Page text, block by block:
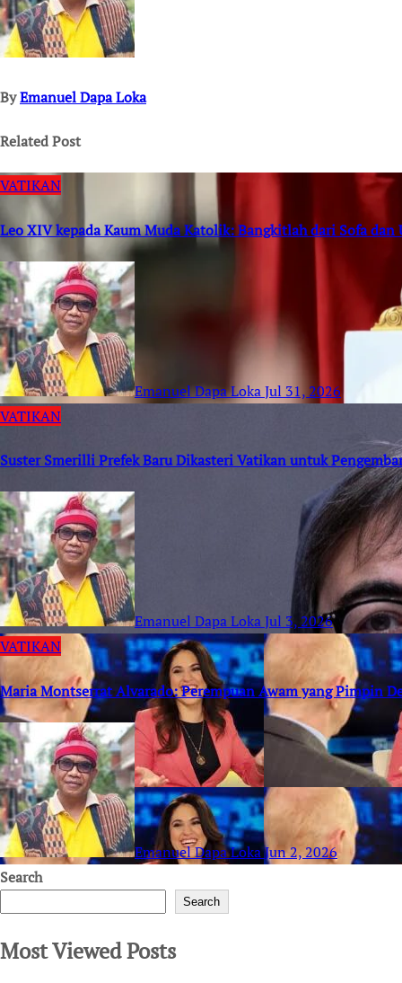
ByEmanuel Dapa Loka
Related Post
VATIKAN
Leo XIV kepada Kaum Muda Katolik: Bangkitlah dari Sofa dan
Emanuel Dapa LokaJul 31, 2026
VATIKAN
Suster Smerilli Prefek Baru Dikasteri Vatikan untuk
Emanuel Dapa LokaJul 3, 2026
VATIKAN
Maria Montserrat Alvarado: Perempuan Awam yang Pimpin
Emanuel Dapa LokaJun 2, 2026
Search
Search
Most Viewed Posts